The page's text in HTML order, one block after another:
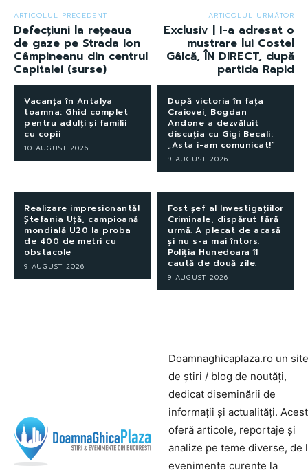
ARTICOLUL PRECEDENT
Defecțiuni la rețeaua
de gaze pe Strada Ion
Câmpineanu din centrul
Capitalei (surse)
ARTICOLUL URMĂTOR
Exclusiv | I-a adresat o
mustrare lui Costel
Gâlcă, ÎN DIRECT, după
partida Rapid
Vacanța în Antalya
toamna: Ghid complet
pentru adulți și familii
cu copii
10 AUGUST 2026
După victoria în fața
Craiovei, Bogdan
Andone a dezvăluit
discuția cu Gigi Becali:
„Asta i-am comunicat!”
9 AUGUST 2026
Realizare impresionantă!
Ștefania Uță, campioană
mondială U20 la proba
de 400 de metri cu
obstacole
9 AUGUST 2026
Fost șef al Investigațiilor
Criminale, dispărut fără
urmă. A plecat de acasă
și nu s-a mai întors.
Poliția Hunedoara îl
caută de două zile.
9 AUGUST 2026
Doamnaghicaplaza.ro un site
de știri / blog de noutăți,
dedicat diseminării de
informații și actualități.
oferă articole, reportaje și
analize pe teme diverse, de
evenimente curente la